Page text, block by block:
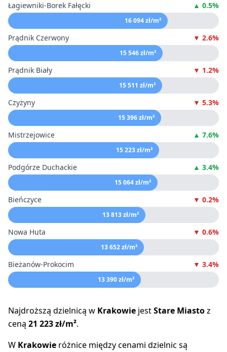
Łagiewniki-Borek Fałęcki ▲ 0.5%
16 094 zł/m²
Prądnik Czerwony ▼ 2.6%
15 546 zł/m²
Prądnik Biały ▼ 1.2%
15 511 zł/m²
Czyżyny ▼ 5.3%
15 396 zł/m²
Mistrzejowice ▲ 7.6%
15 223 zł/m²
Podgórze Duchackie ▲ 3.4%
15 064 zł/m²
Bieńczyce ▼ 0.2%
13 813 zł/m²
Nowa Huta ▼ 0.6%
13 652 zł/m²
Bieżanów-Prokocim ▼ 3.4%
13 390 zł/m²
Najdroższą dzielnicą w Krakowie jestStare Miastoz
ceną 21 223 zł/m².
W Krakowie różnice między cenami dzielnic są